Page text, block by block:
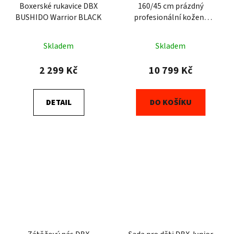
Boxerské rukavice DBX
BUSHIDO Warrior BLACK
Skladem
2 299 Kč
DETAIL
160/45 cm prázdný
profesionální kožený
BUSHIDO Sovereign
Skladem
10 799 Kč
DO KOŠÍKU